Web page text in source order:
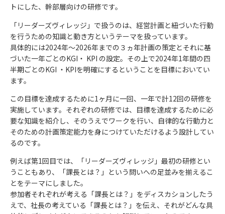
トにした、幹部層向けの研修です。
「リーダーズヴィレッジ」で扱うのは、経営計画と紐づいた行動
を行うための知識と動き方というテーマを扱っています。
具体的には2024年〜2026年までの３ヵ年計画の策定とそれに基
づいた一年ごとのKGI・ KPI の設定。その上で2024年1年間の四
半期ごとのKGI ・KPIを明確にするということを目標においてい
ます。
この目標を達成するために1ヶ月に一回、一年で計12回の研修を
実施しています。それぞれの研修では、目標を達成するために必
要な知識を紹介し、そのうえでワークを行い、自律的な行動力と
そのための計画策定能力を身につけていただけるよう設計してい
るのです。
例えば第1回目では、「リーダーズヴィレッジ」最初の研修とい
うこともあり、「課長とは？」という問いへの足並みを揃えるこ
とをテーマにしました。
参加者それぞれが考える「課長とは？」をディスカションしたう
えで、社長の考えている「課長とは？」を伝え、それがどんな具